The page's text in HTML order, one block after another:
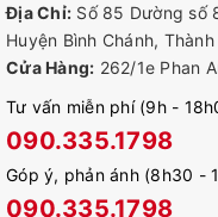
Địa Chỉ: Số 85 Dường số
Huyện Bình Chánh,
Cửa Hàng: 262/1e Phan
Tư vấn miễn phí (9h -
090.335.1798
Góp ý, phản ánh (8h30 -
090.335.1798